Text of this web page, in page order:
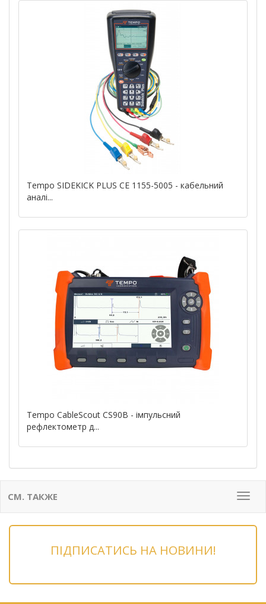
Tempo SIDEKICK PLUS CE 1155-5005 - кабельний
аналі...
Tempo CableScout CS90B - імпульсний
рефлектометр д...
Меню
СМ. ТАКЖЕ
ПІДПИСАТИСЬ НА НОВИНИ!